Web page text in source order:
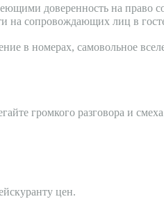
доверенность на право
на сопровождающих лиц в
в номерах, самовольное
громкого разговора и
цен.